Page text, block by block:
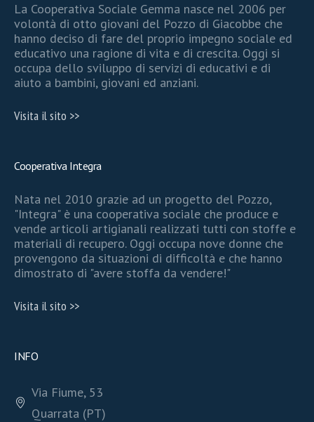
La Cooperativa Sociale Gemma nasce nel 2006 per
volontà di otto giovani del Pozzo di Giacobbe che
hanno deciso di fare del proprio impegno sociale ed
educativo una ragione di vita e di crescita. Oggi si
occupa dello sviluppo di servizi di educativi e di
aiuto a bambini, giovani ed anziani.
Visita il sito >>
Cooperativa Integra
Nata nel 2010 grazie ad un progetto del Pozzo,
"Integra" è una cooperativa sociale che produce e
vende articoli artigianali realizzati tutti con stoffe e
materiali di recupero. Oggi occupa nove donne che
provengono da situazioni di difficoltà e che hanno
dimostrato di "avere stoffa da vendere!"
Visita il sito >>
INFO
Via Fiume, 53
Quarrata (PT)